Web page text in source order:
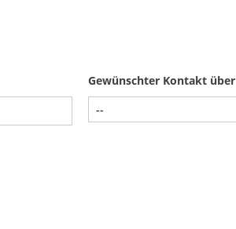
Gewünschter Kontakt über